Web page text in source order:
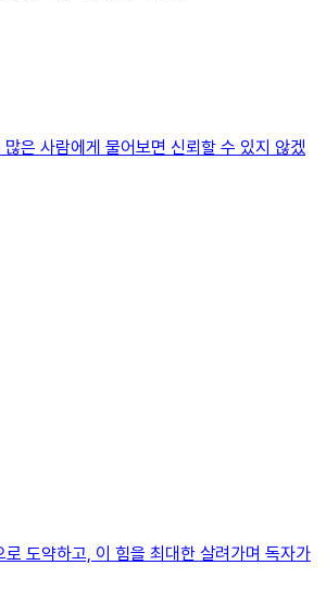
은 사람에게 물어보면 신뢰할 수 있지 않겠
도약하고, 이 힘을 최대한 살려가며 독자가